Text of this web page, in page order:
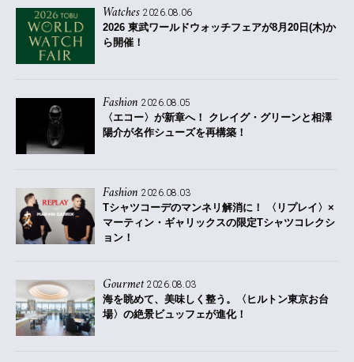
Watches 2026.08.06
2026 東武ワールドウォッチフェアが8月20日(木)か
ら開催！
Fashion 2026.08.05
〈エコー〉が新章へ！ クレイグ・グリーンと相澤
陽介が名作シューズを再構築！
Fashion 2026.08.03
Tシャツコーデのマンネリ解消に！ 〈リプレイ〉×
マーティン・ギャリックスの限定Tシャツコレクシ
ョン！
Gourmet 2026.08.03
海を眺めて、美味しく整う。〈ヒルトン東京お台
場〉の絶景ビュッフェが進化！